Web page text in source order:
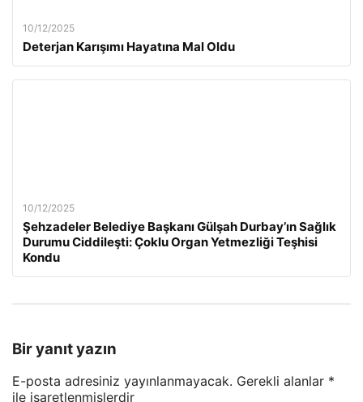
10/12/2025
Deterjan Karışımı Hayatına Mal Oldu
10/12/2025
Şehzadeler Belediye Başkanı Gülşah Durbay’ın Sağlık
Durumu Ciddileşti: Çoklu Organ Yetmezliği Teşhisi
Kondu
Bir yanıt yazın
E-posta adresiniz yayınlanmayacak. Gerekli alanlar *
ile işaretlenmişlerdir